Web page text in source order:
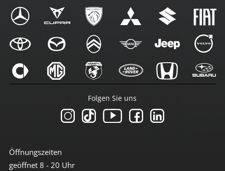
Öffnungszeiten
geöffnet 8 - 20 Uhr
Folgen Sie uns